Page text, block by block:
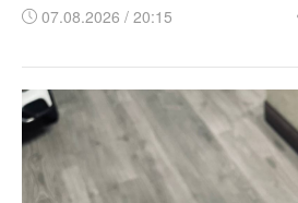
07.08.2026 / 20:15